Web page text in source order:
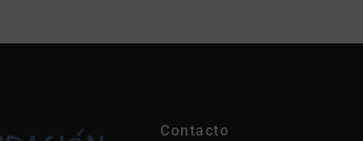
Contacto